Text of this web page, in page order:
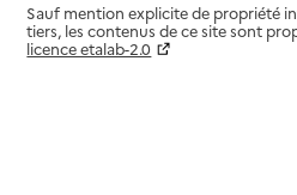
Sauf mention explicite de propriété
tiers, les contenus de ce site sont
licence etalab-2.0